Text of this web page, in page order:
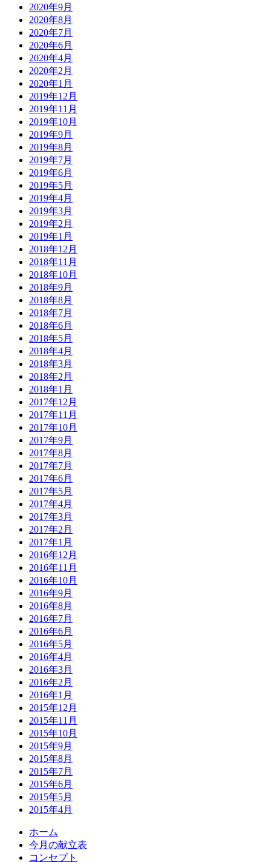
2020年9月
2020年8月
2020年7月
2020年6月
2020年4月
2020年2月
2020年1月
2019年12月
2019年11月
2019年10月
2019年9月
2019年8月
2019年7月
2019年6月
2019年5月
2019年4月
2019年3月
2019年2月
2019年1月
2018年12月
2018年11月
2018年10月
2018年9月
2018年8月
2018年7月
2018年6月
2018年5月
2018年4月
2018年3月
2018年2月
2018年1月
2017年12月
2017年11月
2017年10月
2017年9月
2017年8月
2017年7月
2017年6月
2017年5月
2017年4月
2017年3月
2017年2月
2017年1月
2016年12月
2016年11月
2016年10月
2016年9月
2016年8月
2016年7月
2016年6月
2016年5月
2016年4月
2016年3月
2016年2月
2016年1月
2015年12月
2015年11月
2015年10月
2015年9月
2015年8月
2015年7月
2015年6月
2015年5月
2015年4月
ホーム
今月の献立表
コンセプト